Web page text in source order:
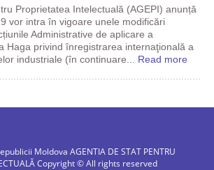
Proprietatea Intelectuală (AGEPI) anunță
vor intra în vigoare unele modificări
Administrative de aplicare a
Haga privind înregistrarea internaţională a
industriale (în continuare... Read more
Moldova AGENTIA DE STAT PENTRU
Copyright © All rights reserved